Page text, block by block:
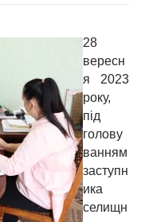
28
вересн
я 2023
року,
під
голову
ванням
заступн
ика
селищн